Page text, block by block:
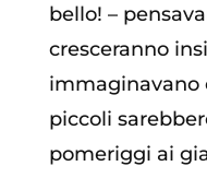
bello! –
cresceranno
immaginavano
piccoli
pomeriggi ai